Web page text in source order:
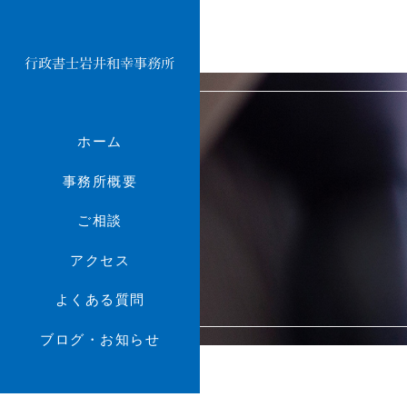
ホーム
事務所概要
ご相談
アクセス
よくある質問
ブログ・お知らせ